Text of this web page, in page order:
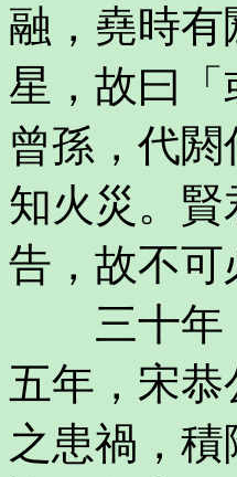
融，堯時
星，故曰
曾孫，代
知火災。
告，故不可
三十年「
五年，宋
之患禍，